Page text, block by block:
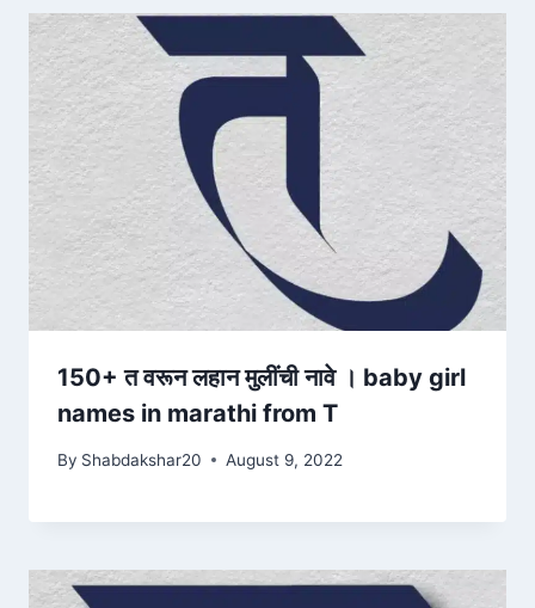
150+ त वरून लहान मुलींची नावे । baby girl
names in marathi from T
By Shabdakshar20 August 9, 2022